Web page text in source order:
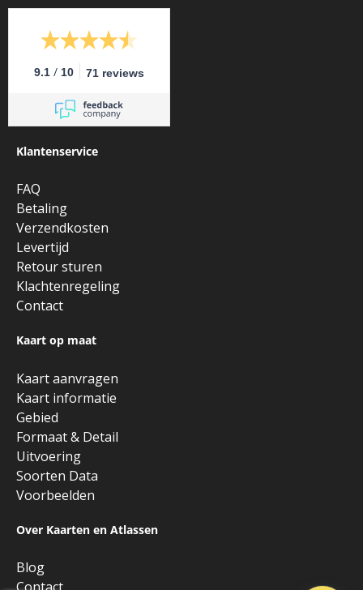
9.1 / 10 71 reviews
Klantenservice
FAQ
Betaling
Verzendkosten
Levertijd
Retour sturen
Klachtenregeling
Contact
Kaart op maat
Kaart aanvragen
Kaart informatie
Gebied
Formaat & Detail
Uitvoering
Soorten Data
Voorbeelden
Over Kaarten en Atlassen
Blog